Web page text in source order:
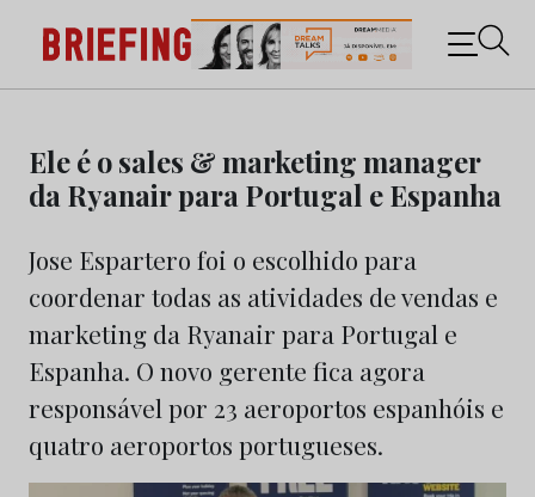
content
Briefing: Todas as notícias sobre os negócios do
Marketing e da Publicidade
Ele é o sales & marketing manager
da Ryanair para Portugal e Espanha
Jose Espartero foi o escolhido para
coordenar todas as atividades de vendas e
marketing da Ryanair para Portugal e
Espanha. O novo gerente fica agora
responsável por 23 aeroportos espanhóis e
quatro aeroportos portugueses.